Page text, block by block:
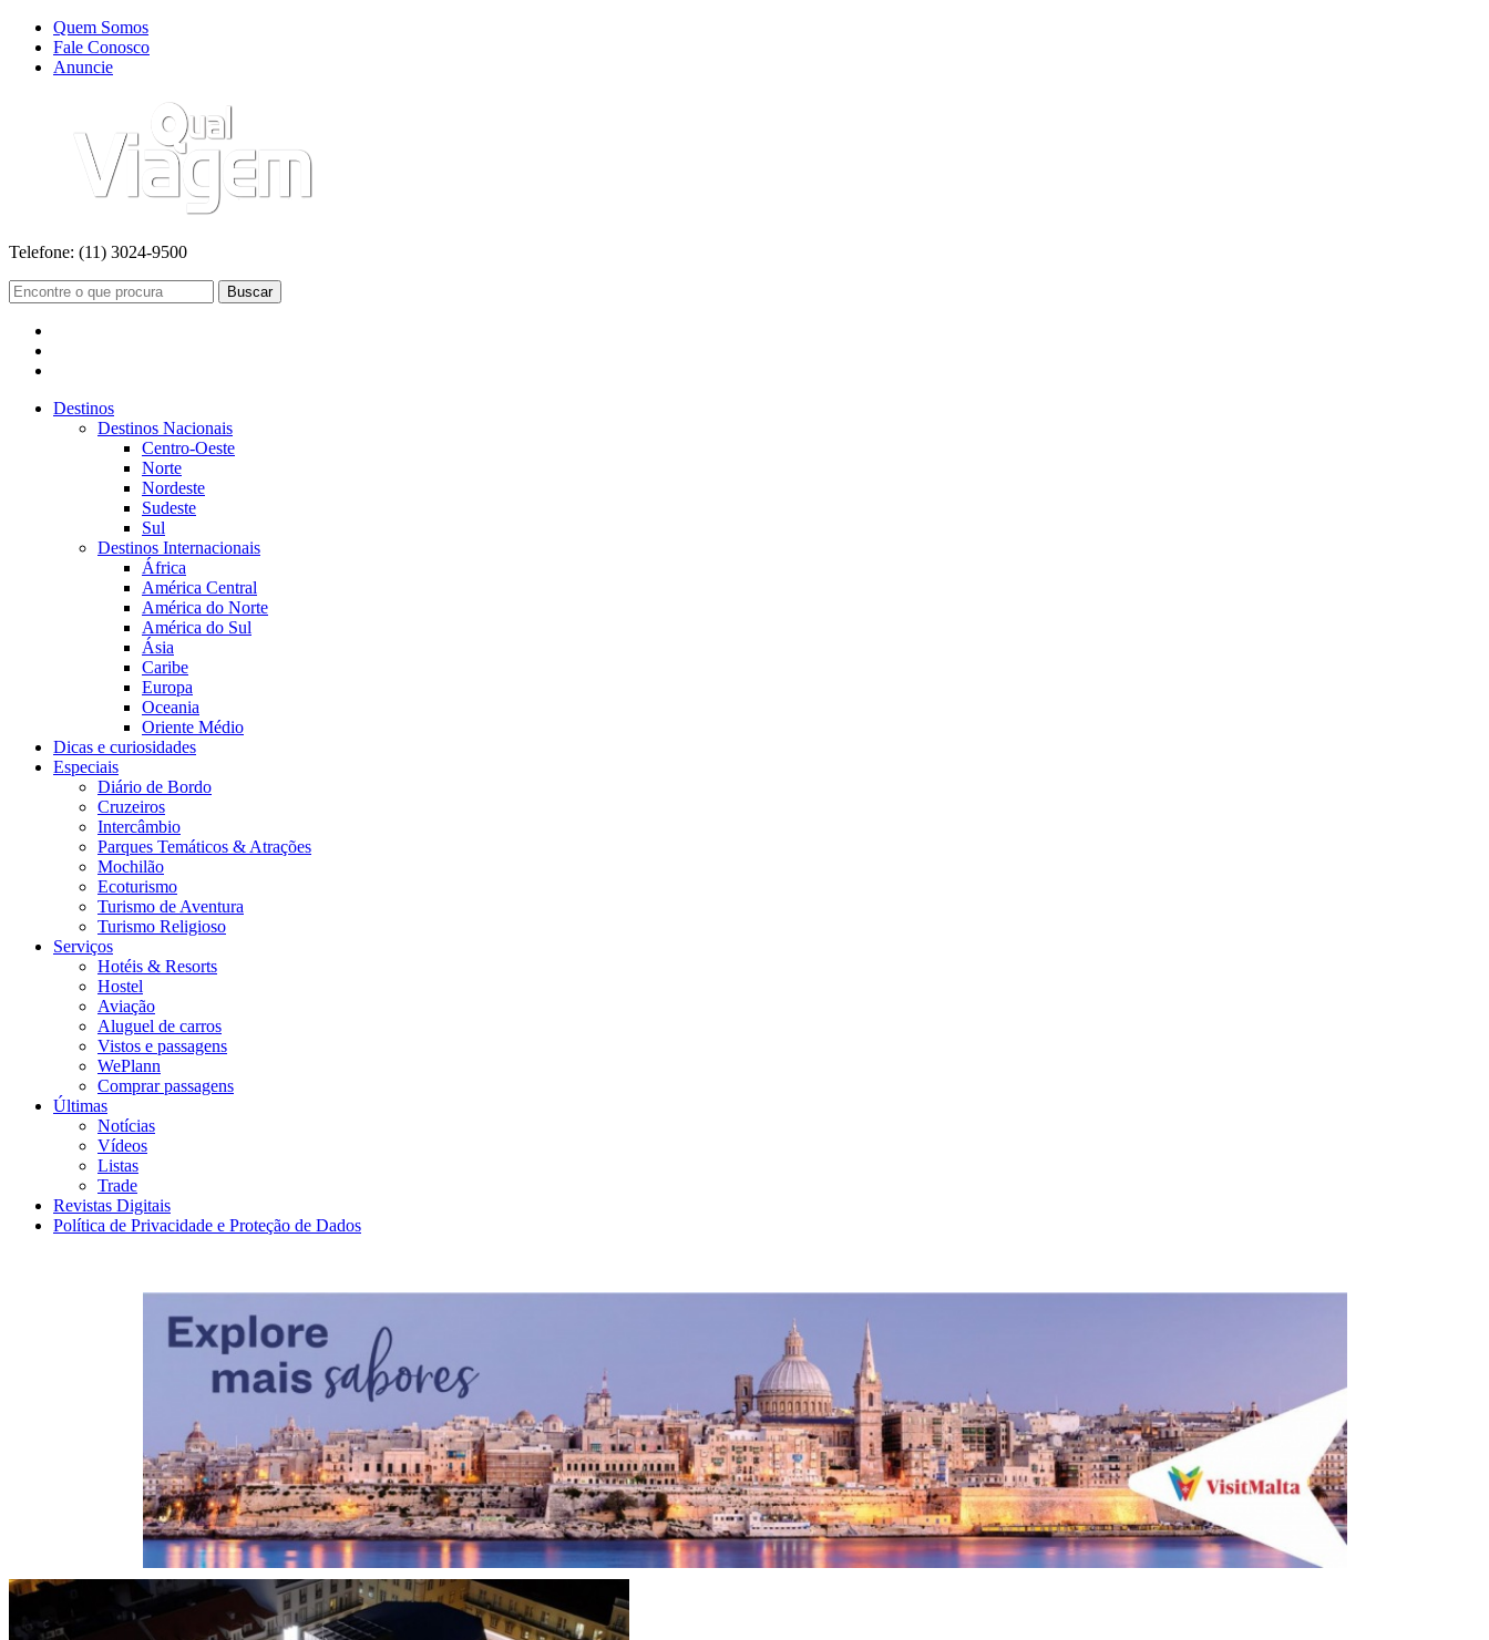
Quem Somos
Fale Conosco
Anuncie
Telefone: (11) 3024-9500
Buscar
Destinos
Destinos Nacionais
Centro-Oeste
Norte
Nordeste
Sudeste
Sul
Destinos Internacionais
África
América Central
América do Norte
América do Sul
Ásia
Caribe
Europa
Oceania
Oriente Médio
Dicas e curiosidades
Especiais
Diário de Bordo
Cruzeiros
Intercâmbio
Parques Temáticos & Atrações
Mochilão
Ecoturismo
Turismo de Aventura
Turismo Religioso
Serviços
Hotéis & Resorts
Hostel
Aviação
Aluguel de carros
Vistos e passagens
WePlann
Comprar passagens
Últimas
Notícias
Vídeos
Listas
Trade
Revistas Digitais
Política de Privacidade e Proteção de Dados